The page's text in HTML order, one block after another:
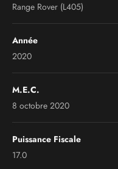
Range Rover (L405)
Année
2020
M.E.C.
8 octobre 2020
Puissance Fiscale
17.0